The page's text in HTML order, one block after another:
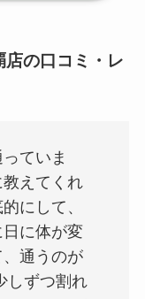
の口コミ・レ
ていま
えてくれ
にして、
に体が変
通うのが
しずつ割れ